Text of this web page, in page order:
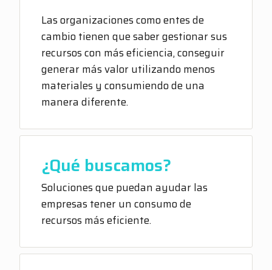
Las organizaciones como entes de
cambio tienen que saber gestionar sus
recursos con más eficiencia, conseguir
generar más valor utilizando menos
materiales y consumiendo de una
manera diferente.
¿Qué buscamos?
Soluciones que puedan ayudar las
empresas tener un consumo de
recursos más eficiente.